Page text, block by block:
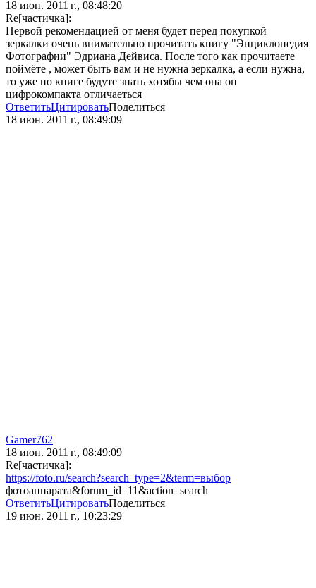
18 июн. 2011 г., 08:48:20
Re[частичка]:
Первой рекомендацией от меня будет перед покупкой
зеркалки очень внимательно прочитать книгу "Энциклопедия
Фотографии" Эдриана Дейвиса. После того как прочитаете
поймёте , может быть вам и не нужна зеркалка, а если нужна,
то уже по книге будуте знать хотябы чем она он
цифрокомпакта отличаеться
ОтветитьЦитироватьПоделиться
18 июн. 2011 г., 08:49:09
Gamer762
18 июн. 2011 г., 08:49:09
Re[частичка]:
https://foto.ru/search?search_type=2&term=выбор
фотоаппарата&forum_id=11&action=search
ОтветитьЦитироватьПоделиться
19 июн. 2011 г., 10:23:29